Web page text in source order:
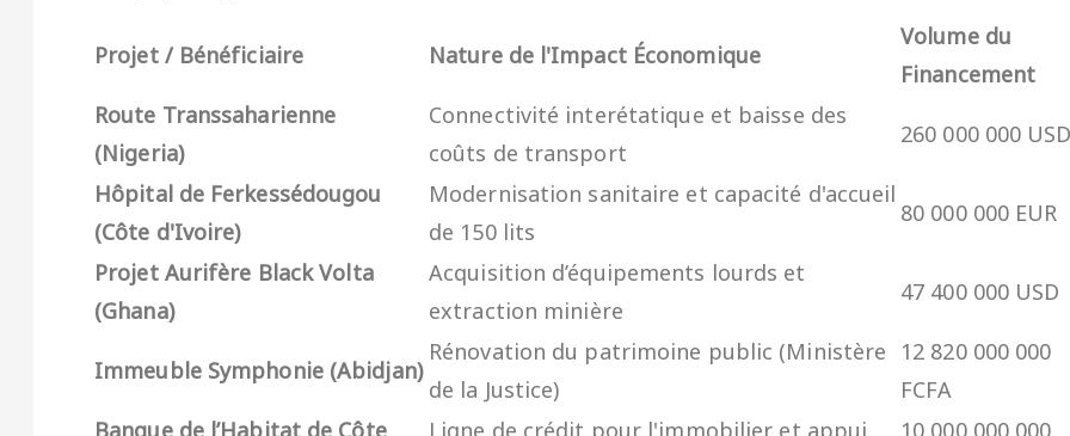
Projet / Bénéficiaire Nature de l'Impact Économique
Volume du
Financement
Route Transsaharienne
(Nigeria)
Connectivité interétatique et baisse des
coûts de transport
260 000 000
Hôpital de Ferkessédougou
(Côte d'Ivoire)
Modernisation sanitaire et capacité d'accueil
de 150 lits
80 000 000 EUR
Projet Aurifère Black Volta
(Ghana)
Acquisition d’équipements lourds et
extraction minière
47 400 000 USD
Immeuble Symphonie (Abidjan)
Rénovation du patrimoine public (Ministère
de la Justice)
12 820 000 000
FCFA